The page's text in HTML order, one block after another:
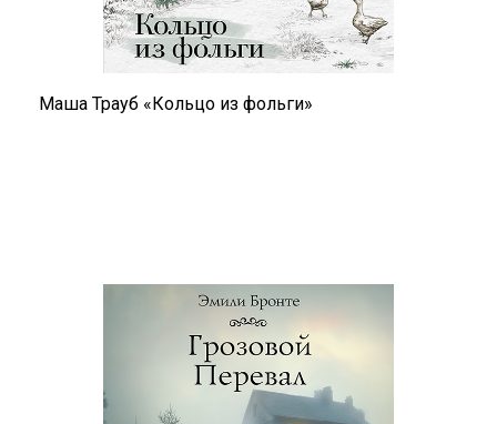
Маша Трауб «Кольцо из фольги»